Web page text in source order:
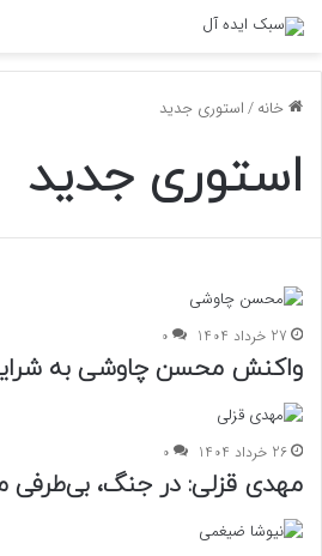
خانه/استوری جدید
استوری جدید
27 خرداد 1404 0
واکنش محسن چاوشی به
26 خرداد 1404 0
مهدی قزلی: در جنگ، بی‌طرفی